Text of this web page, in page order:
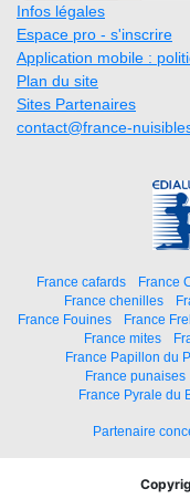
Infos légales
Espace pro - s'inscrire
Application mobile :
Plan du site
Sites Partenaires
contact@france-
France cafards France
France chenilles
France Fouines
France
France mites
France Papillon du
France punaises
France Pyrale du
Partenaire